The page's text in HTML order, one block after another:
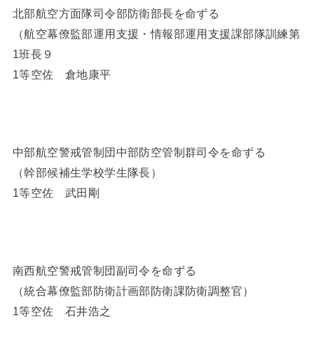
北部航空方面隊司令部防衛部長を命ずる
（航空幕僚監部運用支援・情報部運用支援課部隊訓練第
1班長９
1等空佐 倉地康平
中部航空警戒管制団中部防空管制群司令を命ずる
（幹部候補生学校学生隊長）
1等空佐 武田剛
南西航空警戒管制団副司令を命ずる
（統合幕僚監部防衛計画部防衛課防衛調整官）
1等空佐 石井浩之